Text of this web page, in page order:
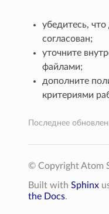
убедитесь,
согласован;
уточните
файлами;
дополните
критериями
Последнее
© Copyright Atom
Built withSphinx
the Docs.